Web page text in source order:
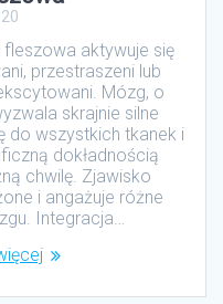
fleszowa aktywuje się
przestraszeni lub
Mózg, o
skrajnie silne
do wszystkich tkanek i
dokładnością
chwilę. Zjawisko
i angażuje różne
Integracja…